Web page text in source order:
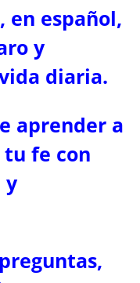
en español,
y
diaria.
aprender a
fe con
y